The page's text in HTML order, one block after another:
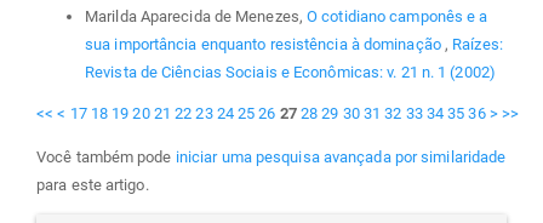
Marilda Aparecida de Menezes,O cotidiano camponês e a
sua importância enquanto resistência à dominação , Raízes:
Revista de Ciências Sociais e Econômicas: v. 21 n. 1 (2002)
<< < 17 18 19 20 21 22 23 24 25 26 27 28 29 30 31 32 33 34 35 36 > >>
Você também pode iniciar uma pesquisa avançada por similaridade
para este artigo.